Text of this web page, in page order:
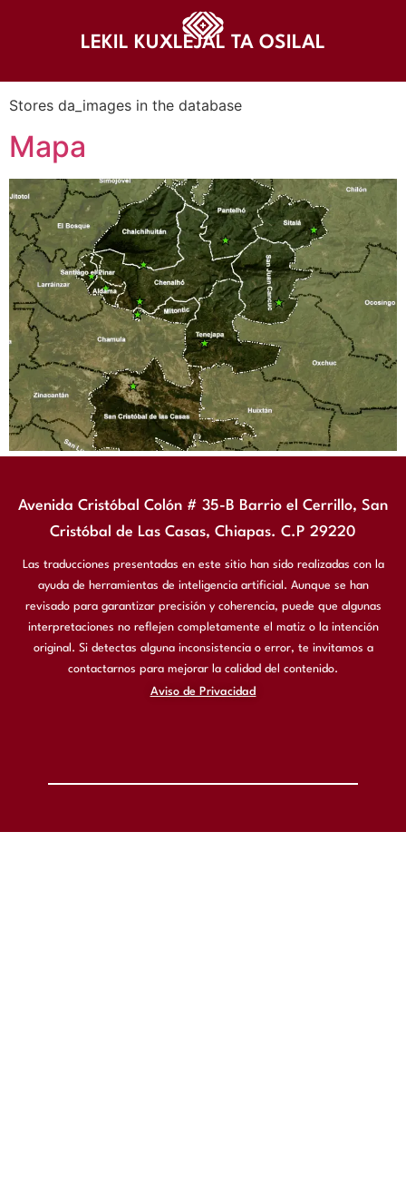
LEKIL KUXLEJAL TA OSILAL
Stores da_images in the database
Mapa
Avenida Cristóbal Colón # 35-B Barrio el Cerrillo, San
Cristóbal de Las Casas, Chiapas. C.P 29220
Las traducciones presentadas en este sitio han sido realizadas con la
ayuda de herramientas de inteligencia artificial. Aunque se han
revisado para garantizar precisión y coherencia, puede que algunas
interpretaciones no reflejen completamente el matiz o la intención
original. Si detectas alguna inconsistencia o error, te invitamos a
contactarnos para mejorar la calidad del contenido.
Aviso de Privacidad